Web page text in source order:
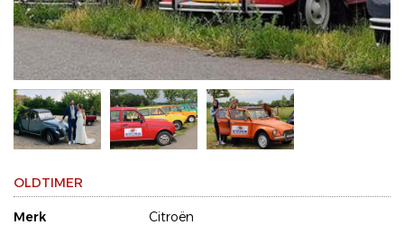
OLDTIMER
Merk
Citroën